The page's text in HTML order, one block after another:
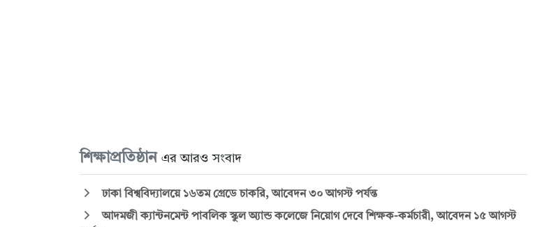
শিক্ষাপ্রতিষ্ঠান এর আরও সংবাদ
ঢাকা বিশ্ববিদ্যালয়ে ১৬তম গ্রেডে চাকরি, আবেদন ৩০ আগস্ট পর্যন্ত
আদমজী ক্যান্টনমেন্ট পাবলিক স্কুল অ্যান্ড কলেজে নিয়োগ দেবে শিক্ষক-কর্মচারী, আবেদন ১৫ আগস্ট